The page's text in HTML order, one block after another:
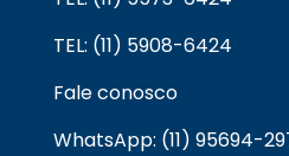
TEL: (11) 5908-6424
Fale conosco
WhatsApp: (11) 95694-